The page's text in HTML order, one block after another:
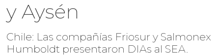
y Aysén
Chile: Las compañías Friosur y Salmonex
Humboldt presentaron DIAs al SEA.